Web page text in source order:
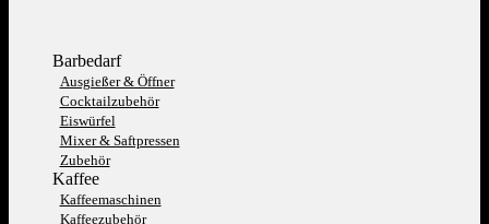
Barbedarf
Ausgießer & Öffner
Cocktailzubehör
Eiswürfel
Mixer & Saftpressen
Zubehör
Kaffee
Kaffeemaschinen
Kaffeezubehör